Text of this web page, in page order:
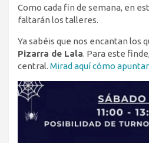
Como cada fin de semana, en
faltarán los talleres.
Ya sabéis que nos encantan los
Pizarra de Lala. Para este
central. Mirad aquí cómo